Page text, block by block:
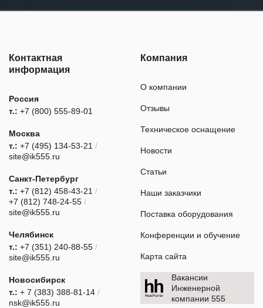
Контактная
информация
Россия
т.: +7 (800) 555-89-01
Москва
т.: +7 (495) 134-53-21 /
site@ik555.ru
Санкт-Петербург
т.: +7 (812) 458-43-21 /
+7 (812) 748-24-55 /
site@ik555.ru
Челябинск
т.: +7 (351) 240-88-55 /
site@ik555.ru
Новосибирск
т.: + 7 (383) 388-81-14 /
nsk@ik555.ru
Компания
О компании
Отзывы
Техническое оснащение
Новости
Статьи
Наши заказчики
Поставка оборудования
Конференции и обучение
Карта сайта
Вакансии
Инженерной
компании 555